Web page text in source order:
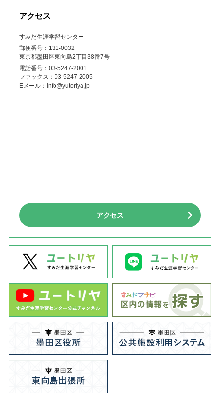
アクセス
すみだ生涯学習センター
郵便番号：131‐0032
東京都墨田区東向島2丁目38番7号
電話番号： 03-5247-2001
ファックス： 03-5247-2005
Eメール： info@yutoriya.jp
アクセス